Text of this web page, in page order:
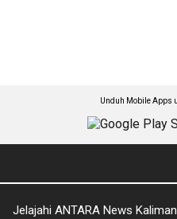
Unduh Mobile Apps
Jelajahi ANTARA News